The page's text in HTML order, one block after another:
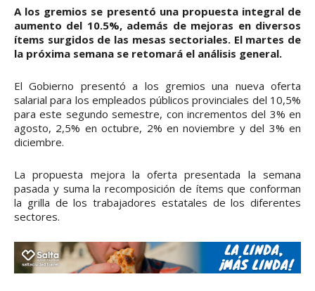
A los gremios se presentó una propuesta integral de
aumento del 10.5%, además de mejoras en diversos
ítems surgidos de las mesas sectoriales. El martes de
la próxima semana se retomará el análisis general.
El Gobierno presentó a los gremios una nueva oferta
salarial para los empleados públicos provinciales del 10,5%
para este segundo semestre, con incrementos del 3% en
agosto, 2,5% en octubre, 2% en noviembre y del 3% en
diciembre.
La propuesta mejora la oferta presentada la semana
pasada y suma la recomposición de ítems que conforman
la grilla de los trabajadores estatales de los diferentes
sectores.